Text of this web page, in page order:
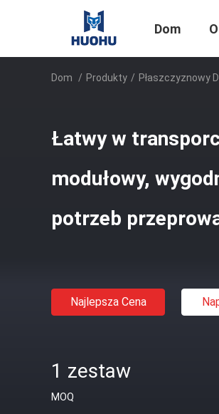
Dom
Dom / Produkty / Płaszczyznowy
Łatwy w
modułowy,
potrzeb
Najlepsza Cena
1 zestaw
MOQ